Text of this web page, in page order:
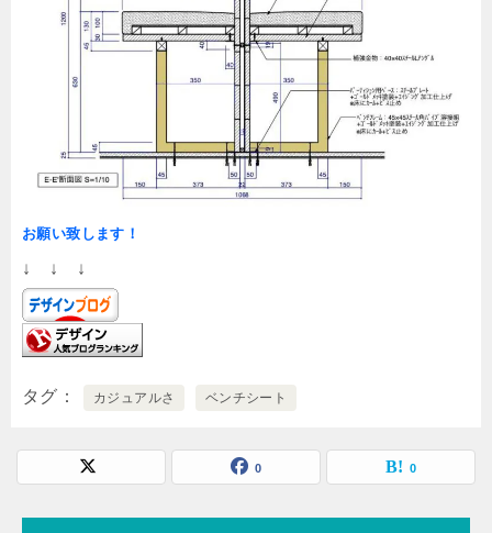
お願い致します！
↓ ↓ ↓
タグ カジュアルさ ベンチシート
0 0